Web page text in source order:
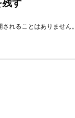
残す
れることはありません。